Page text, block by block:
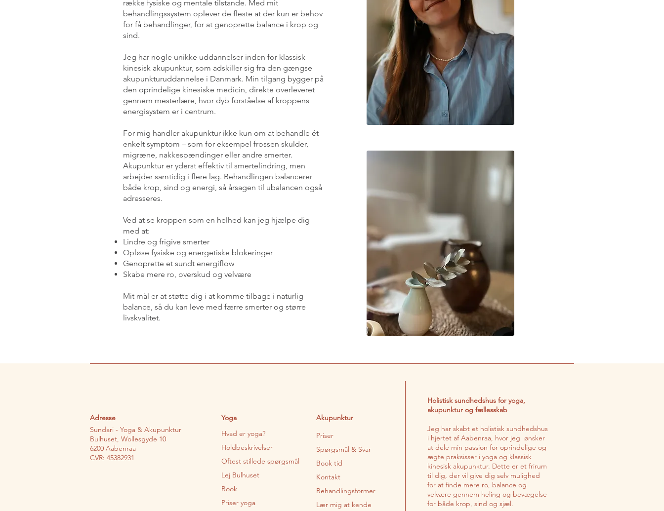
række fysiske og mentale tilstande. Med mit
behandlingssystem oplever de fleste at der kun er behov
for få behandlinger, for at genoprette balance i krop og
sind.
Jeg har nogle unikke uddannelser inden for klassisk
kinesisk akupunktur, som adskiller sig fra den gængse
akupunkturuddannelse i Danmark. Min tilgang bygger på
den oprindelige kinesiske medicin, direkte overleveret
gennem mesterlære, hvor dyb forståelse af kroppens
energisystem er i centrum.
For mig handler akupunktur ikke kun om at behandle ét
enkelt symptom – som for eksempel frossen skulder,
migræne, nakkespændinger eller andre smerter.
Akupunktur er yderst effektiv til smertelindring, men
arbejder samtidig i flere lag. Behandlingen balancerer
både krop, sind og energi, så årsagen til ubalancen også
adresseres.
Ved at se kroppen som en helhed kan jeg hjælpe dig
med at:
Lindre og frigive smerter
Opløse fysiske og energetiske blokeringer
Genoprette et sundt energiflow
Skabe mere ro, overskud og velvære
Mit mål er at støtte dig i at komme tilbage i naturlig
balance, så du kan leve med færre smerter og større
livskvalitet.
Adresse
Sundari - Yoga & Akupunktur
Bulhuset, Wollesgyde 10
6200 Aabenraa
CVR: 45382931
Yoga
Hvad er yoga?
Holdbeskrivelser
Oftest stillede spørgsmål
Lej Bulhuset
Book
Priser yoga
Akupunktur
Priser
Spørgsmål & Svar
Book tid
Kontakt
Behandlingsformer
Lær mig at kende
Holistisk sundhedshus for yoga,
akupunktur og fællesskab
Jeg har skabt et holistisk sundhedshus
i hjertet af Aabenraa, hvor jeg ønsker
at dele min passion for oprindelige og
ægte praksisser i yoga og klassisk
kinesisk akupunktur. Dette er et frirum
til dig, der vil give dig selv mulighed
for at finde mere ro, balance og
velvære gennem heling og bevægelse
for både krop, sind og sjæl.